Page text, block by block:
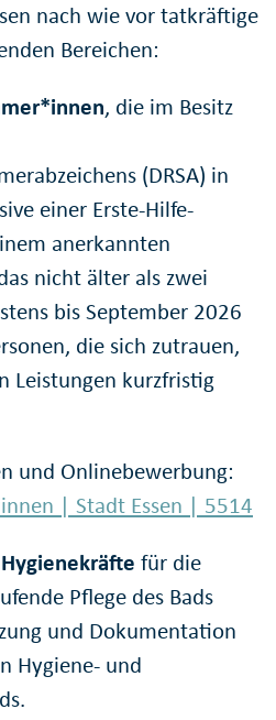
nach wie vor tatkräftige
Bereichen:
, die im Besitz
(DRSA) in
einer Erste-Hilfe-
anerkannten
nicht älter als zwei
bis September 2026
die sich zutrauen,
Leistungen kurzfristig
und Onlinebewerbung:
| Stadt Essen | 5514
für die
Pflege des Bads
und Dokumentation
Hygiene- und